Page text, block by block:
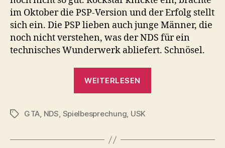
im Oktober die PSP-Version und der Erfolg stellt
sich ein. Die PSP lieben auch junge Männer, die
noch nicht verstehen, was der NDS für ein
technisches Wunderwerk abliefert. Schnösel.
WEITERLESEN
Chinatown
Schlagwörter
GTA, NDS, Spielbesprechung, USK